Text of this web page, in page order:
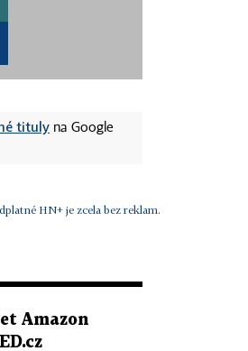
tituly na Google
HN+ je zcela bez reklam.
Amazon